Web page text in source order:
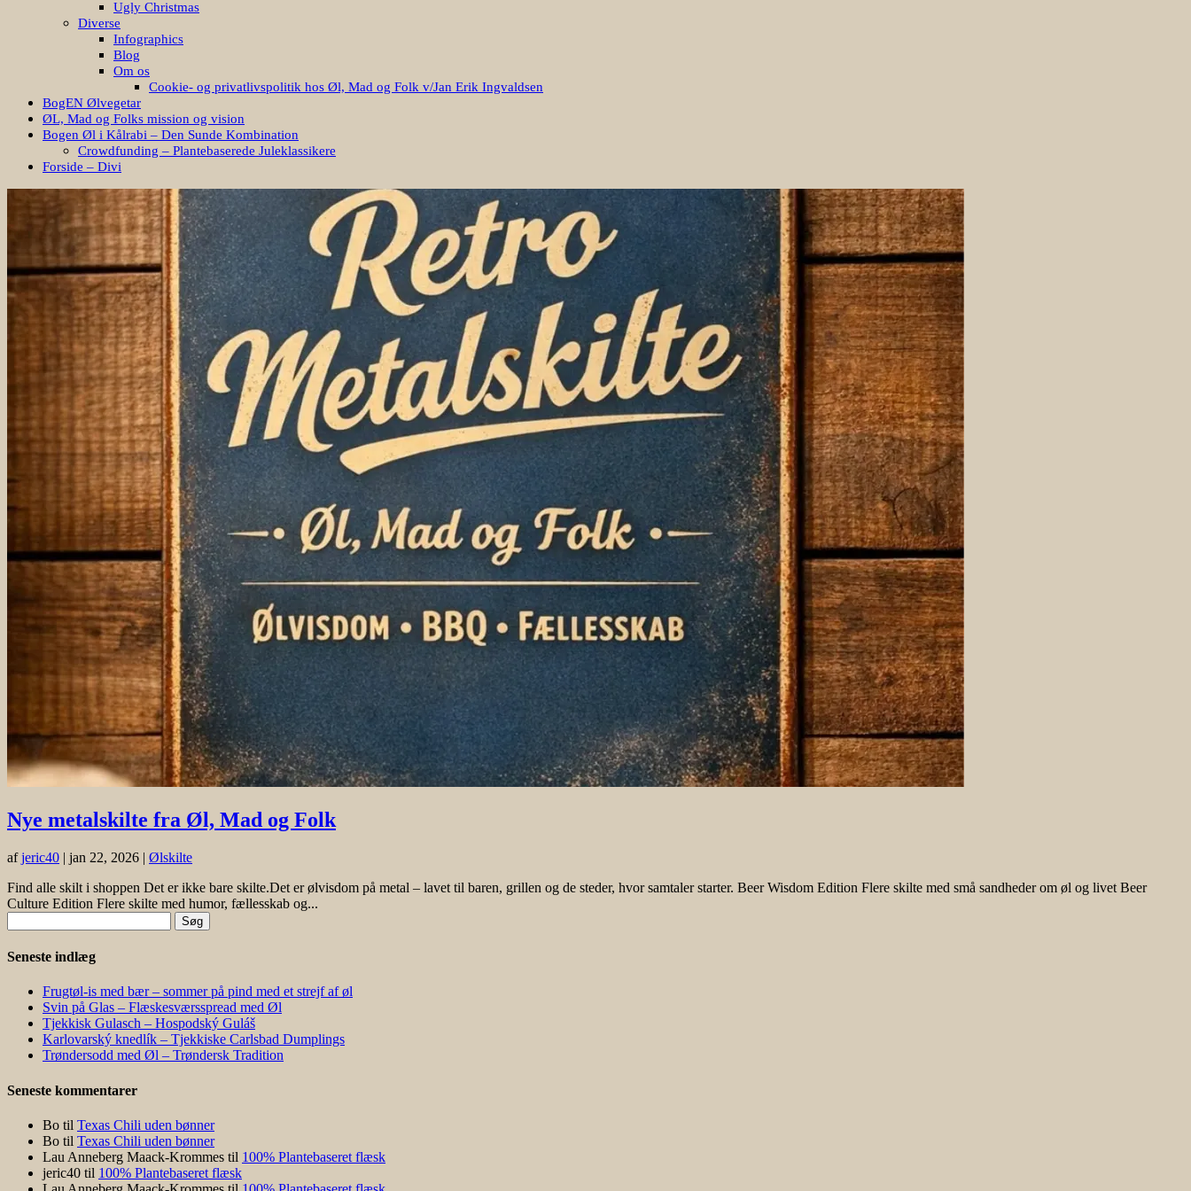
Ugly Christmas
Diverse
Infographics
Blog
Om os
Cookie- og privatlivspolitik hos Øl, Mad og Folk v/Jan Erik Ingvaldsen
BogEN Ølvegetar
ØL, Mad og Folks mission og vision
Bogen Øl i Kålrabi – Den Sunde Kombination
Crowdfunding – Plantebaserede Juleklassikere
Forside – Divi
Nye metalskilte fra Øl, Mad og Folk
afjeric40 | jan 22, 2026 | Ølskilte
Find alle skilt i shoppen Det er ikke bare skilte.Det er ølvisdom på metal – lavet til baren, grillen og de steder, hvor samtaler starter. Beer Wisdom Edition Flere skilte med små sandheder om øl og livet Beer
Culture Edition Flere skilte med humor, fællesskab og...
efter:
Seneste indlæg
Frugtøl-is med bær – sommer på pind med et strejf af øl
Svin på Glas – Flæskesværsspread med Øl
Tjekkisk Gulasch – Hospodský Guláš
Karlovarský knedlík – Tjekkiske Carlsbad Dumplings
Trøndersodd med Øl – Trøndersk Tradition
Seneste kommentarer
Bo til Texas Chili uden bønner
Bo til Texas Chili uden bønner
Lau Anneberg Maack-Krommes til 100% Plantebaseret flæsk
jeric40 til 100% Plantebaseret flæsk